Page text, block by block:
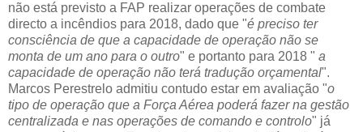
não está previsto a FAP realizar operações de combate
directo a incêndios para 2018, dado que "é preciso ter
consciência de que a capacidade de operação não se
monta de um ano para o outro" e portanto para 2018 " a
capacidade de operação não terá tradução orçamental".
Marcos Perestrelo admitiu contudo estar em avaliação "o
tipo de operação que a Força Aérea poderá fazer na gestão
centralizada e nas operações de comando e controlo" já